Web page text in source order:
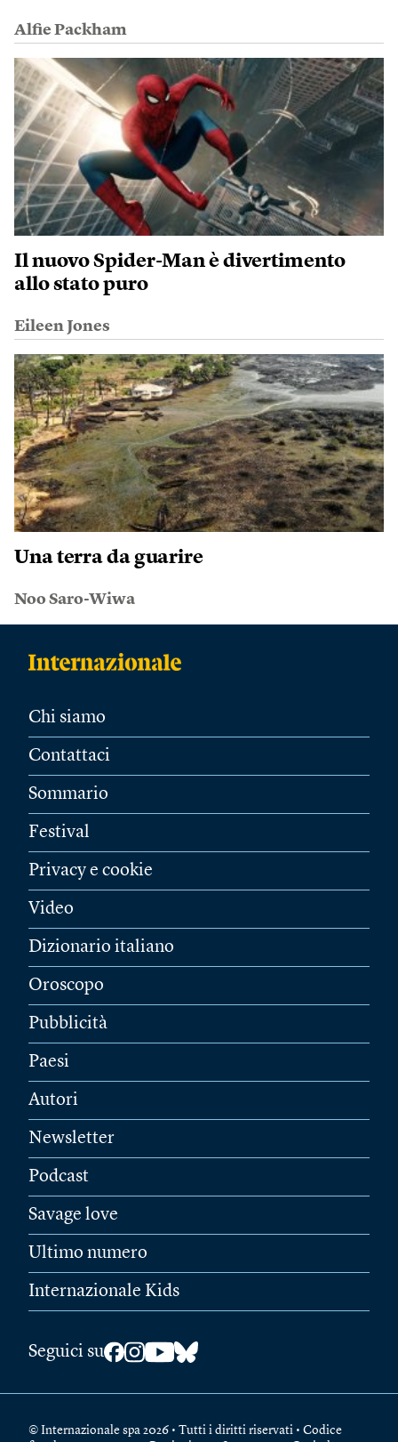
Alfie Packham
Il nuovo Spider-Man è divertimento
allo stato puro
Eileen Jones
Una terra da guarire
Noo Saro-Wiwa
Chi siamo
Contattaci
Sommario
Festival
Privacy e cookie
Video
Dizionario italiano
Oroscopo
Pubblicità
Paesi
Autori
Newsletter
Podcast
Savage love
Ultimo numero
Internazionale Kids
Seguici su
© Internazionale spa 2026 • Tutti i diritti riservati • Codice